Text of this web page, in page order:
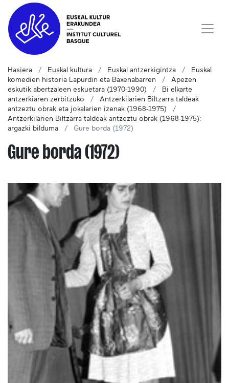
Hasiera Euskal kultura Euskal antzerkigintza
Euskal
komedien historia Lapurdin eta Baxenabarren
Apezen
eskutik abertzaleen eskuetara (1970-1990)
Bi elkarte
antzerkiaren zerbitzuko
Antzerkilarien Biltzarra taldeak
antzeztu obrak eta jokalarien izenak (1968-1975)
Antzerkilarien Biltzarra taldeak antzeztu obrak (1968-1975):
argazki bilduma
Gure borda (1972)
Gure borda (1972)